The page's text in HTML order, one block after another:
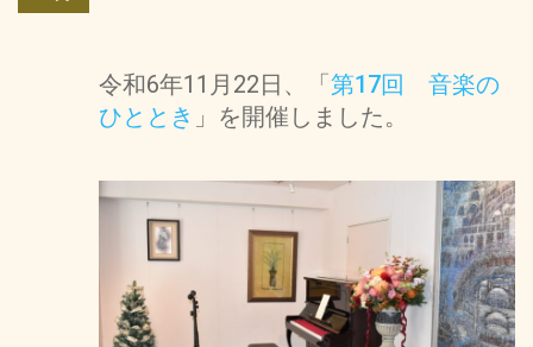
令和6年11月22日、「第17回 音楽の
ひととき 」を開催しました。